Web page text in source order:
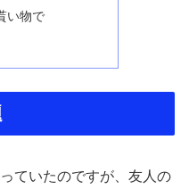
い物で
ていたのですが、友人の